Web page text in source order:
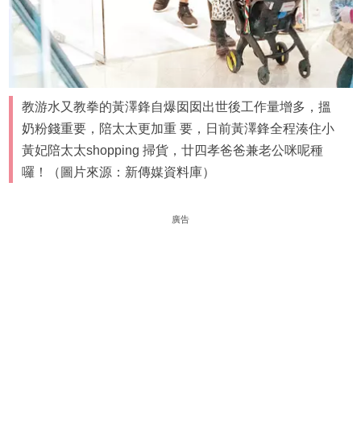
教游水又教拳的黃澤鋒自爆囡囡出世後工作量增多，搵
奶粉錢重要，陪太太更加重 要，日前黃澤鋒全程湊住小
黃妃陪太太shopping 掃貨，廿四孝爸爸兼老公咪呢種
囉！（圖片來源：新傳媒資料庫）
廣告